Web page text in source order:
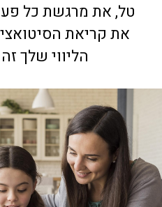
טל, את מרגשת כל
את קריאת
הליווי שלך